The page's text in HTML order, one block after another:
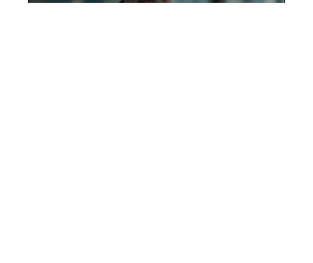
Résultat d’exploitation : le